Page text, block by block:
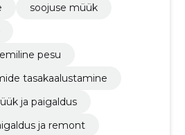
soojuse müük
pesu
tasakaalustamine
ja paigaldus
ja remont